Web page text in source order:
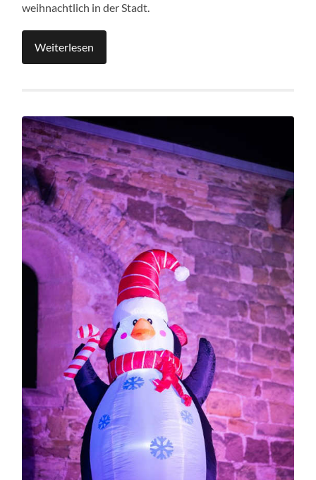
weihnachtlich in der Stadt.
Weiterlesen